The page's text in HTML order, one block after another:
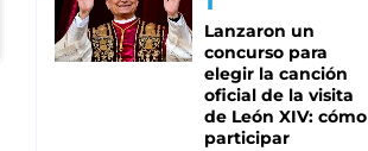
Lanzaron un
concurso para
elegir la canción
oficial de la visita
de León XIV: cómo
participar